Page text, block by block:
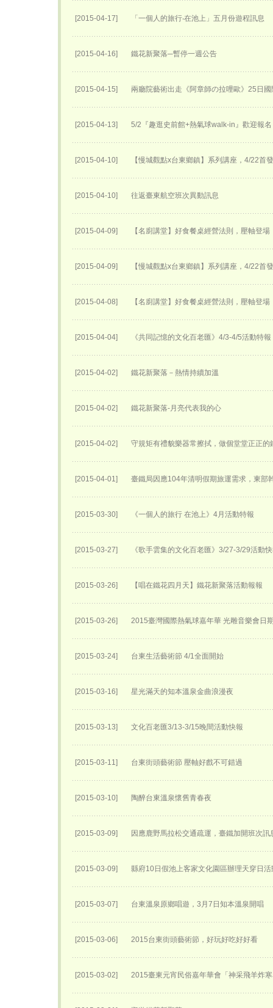
[2015-04-17] 「一個人的旅行‧在池上」五月份遊程訊息
[2015-04-16] 鐵花新聚落─暫停一週公告
[2015-04-15] 兩廳院藝術出走《阿章師の拉哩歐》25日
[2015-04-13] 5/2『趣逛史前館+熱氣球walk-in』歡迎報
[2015-04-10] 【慢城觀點x台東鄉鎮】系列講座，4/22首
[2015-04-10] 往返臺東航空班次異動訊息
[2015-04-09] 【名廚講堂】好食餐桌經營法則，壓軸登場
[2015-04-09] 【慢城觀點x台東鄉鎮】系列講座，4/22首
[2015-04-08] 【名廚講堂】好食餐桌經營法則，壓軸登場
[2015-04-04] 《共同記憶的文化百老匯》4/3-4/5活動特報
[2015-04-02] 鐵花新聚落－熱情持續加溫
[2015-04-02] 鐵花新聚落-月亮代表我的心
[2015-04-02] 守規矩有禮貌樂器常擦拭，做個堂堂正正的
[2015-04-01] 臺鐵局因應104年清明假期旅運需求，東部
[2015-03-30] 《一個人的旅行 在池上》4月活動特報
[2015-03-27] 《歌手雲集的文化百老匯》3/27-3/29活動
[2015-03-26] 【唱在鐵花四月天】鐵花新聚落活動報報
[2015-03-26] 2015臺灣國際熱氣球嘉年華 光雕音樂會日
[2015-03-24] 台東生活藝術節 4/1全面開始
[2015-03-16] 星光滿天的知本溫泉金曲浪漫夜
[2015-03-13] 文化百老匯3/13-3/15晚間活動快報
[2015-03-11] 台東街頭藝術節 壓軸好戲不可錯過
[2015-03-10] 陶醉台東溫泉懷舊青春夜
[2015-03-09] 因應鹿野馬拉松交通疏運，臺鐵加開班次訊
[2015-03-09] 縣府10日假池上客家文化園區辦理天穿日活
[2015-03-07] 台東溫泉原鄉唱遊，3月7日知本溫泉開唱
[2015-03-06] 2015台東街頭藝術節，好玩好吃好好看
[2015-03-02] 2015臺東元宵民俗嘉年華會「神采飛羊炸